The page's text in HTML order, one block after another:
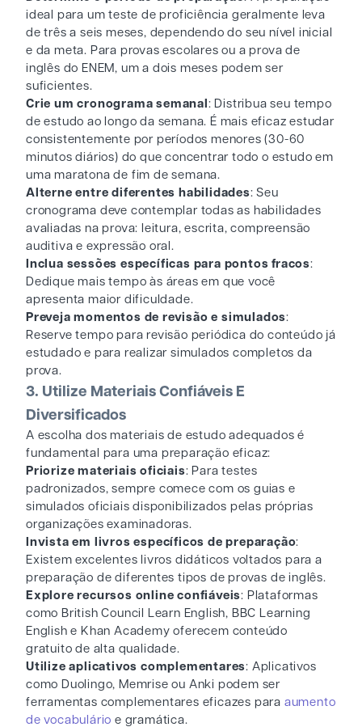
ideal para um teste de proficiência geralmente leva
de três a seis meses, dependendo do seu nível inicial
e da meta. Para provas escolares ou a prova de
inglês do ENEM, um a dois meses podem ser
suficientes.
Crie um cronograma semanal : Distribua seu tempo
de estudo ao longo da semana. É mais eficaz estudar
consistentemente por períodos menores (30-60
minutos diários) do que concentrar todo o estudo em
uma maratona de fim de semana.
Alterne entre diferentes habilidades: Seu
cronograma deve contemplar todas as habilidades
avaliadas na prova: leitura, escrita, compreensão
auditiva e expressão oral.
Inclua sessões específicas para pontos fracos:
Dedique mais tempo às áreas em que você
apresenta maior dificuldade.
Preveja momentos de revisão e simulados:
Reserve tempo para revisão periódica do conteúdo já
estudado e para realizar simulados completos da
prova.
3. Utilize Materiais Confiáveis E
Diversificados
A escolha dos materiais de estudo adequados é
fundamental para uma preparação eficaz:
Priorize materiais oficiais: Para testes
padronizados, sempre comece com os guias e
simulados oficiais disponibilizados pelas próprias
organizações examinadoras.
Invista em livros específicos de preparação:
Existem excelentes livros didáticos voltados para a
preparação de diferentes tipos de provas de inglês.
Explore recursos online confiáveis: Plataformas
como British Council Learn English, BBC Learning
English e Khan Academy oferecem conteúdo
gratuito de alta qualidade.
Utilize aplicativos complementares: Aplicativos
como Duolingo, Memrise ou Anki podem ser
ferramentas complementares eficazes para aumento
de vocabulário e gramática.